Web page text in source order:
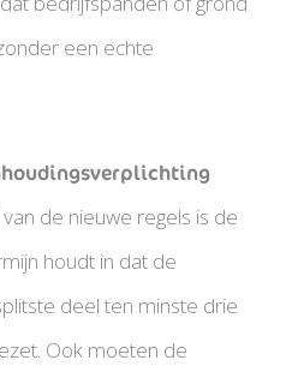
een echte
de nieuwe regels is de
houdt in dat de
deel ten minste drie
Ook moeten de